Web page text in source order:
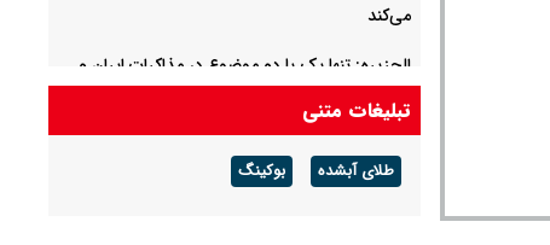
می‌کند
الجزیره: تنها یک یا دو موضوع در مذاکرات ایران و
عمان باقی مانده است
عبور ۲ نفت‌کش پاکستانی از تنگه باب‌المندب
تبلیغات متنی
طلای آبشده بوکینگ